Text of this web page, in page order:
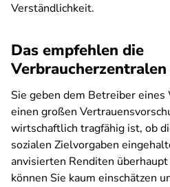
Verständlichkeit.
Das empfehlen die
Verbraucherzentralen
Sie geben dem Betreiber
einen großen
wirtschaftlich tragfähig ist, ob
sozialen Zielvorgaben
anvisierten Renditen
können Sie kaum einschätzen